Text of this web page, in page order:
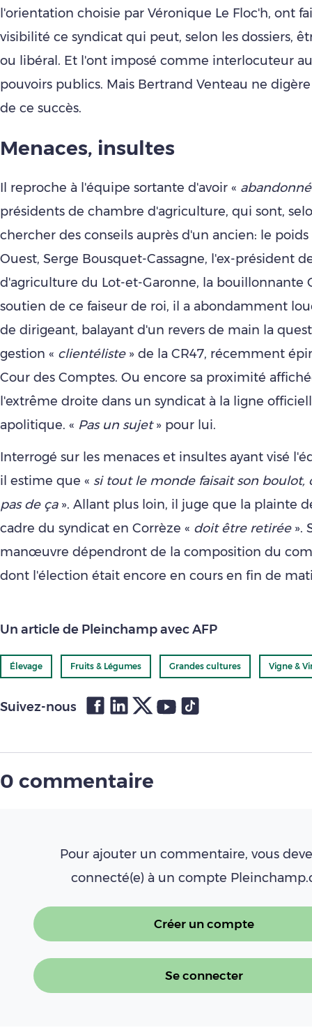
l'orientation choisie par Véronique Le Floc'h, ont
visibilité ce syndicat qui peut, selon les dossiers,
ou libéral. Et l'ont imposé comme interlocuteur
pouvoirs publics. Mais Bertrand Venteau ne
de ce succès.
Menaces, insultes
Il reproche à l'équipe sortante d'avoir « abandonné
présidents de chambre d'agriculture, qui sont,
chercher des conseils auprès d'un ancien: le
Ouest, Serge Bousquet-Cassagne, l'ex-président
d'agriculture du Lot-et-Garonne, la bouillonnante
soutien de ce faiseur de roi, il a abondamment
de dirigeant, balayant d'un revers de main la
gestion « clientéliste» de la CR47, récemment
Cour des Comptes. Ou encore sa proximité
l'extrême droite dans un syndicat à la ligne
apolitique. « Pas un sujet» pour lui.
Interrogé sur les menaces et insultes ayant visé
il estime que « si tout le monde faisait son boulot,
pas de ça». Allant plus loin, il juge que la plainte
cadre du syndicat en Corrèze « doit être retirée ».
manœuvre dépendront de la composition du
dont l'élection était encore en cours en fin de
Un article de Pleinchamp avec AFP
Élevage Fruits & Légumes Grandes cultures Vigne &
Suivez-nous
0 commentaire
Pour ajouter un commentaire, vous
connecté(e) à un compte
Créer un compte
Se connecter